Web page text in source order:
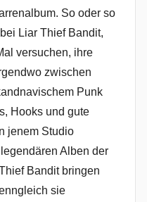
So oder so
Liar Thief Bandit,
versuchen, ihre
zwischen
Punk
Hooks und gute
jenem Studio
Alben der
Bandit bringen
sie